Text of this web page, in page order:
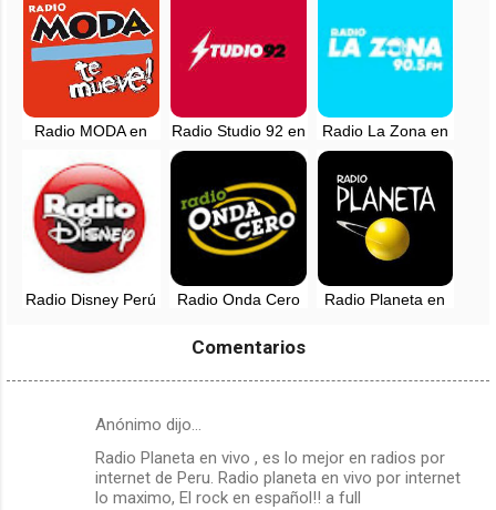
Radio MODA en
Radio Studio 92 en
vivo - Lima, Perú
Radio La Zona en
vivo - 90.5 FM -
Radio Disney Perú
Radio Onda Cero
Radio Planeta en
Comentarios
Anónimo dijo…
Radio Planeta en vivo , es lo mejor en radios por
internet de Peru. Radio planeta en vivo por internet
lo maximo, El rock en español!! a full